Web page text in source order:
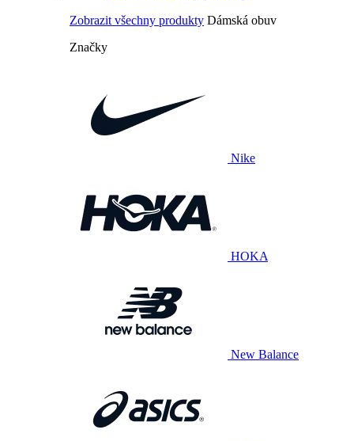
Zobrazit všechny produkty Dámská obuv
Značky
Nike
HOKA
New Balance